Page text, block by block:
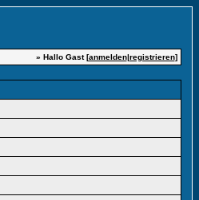
» Hallo Gast [anmelden|registrieren]